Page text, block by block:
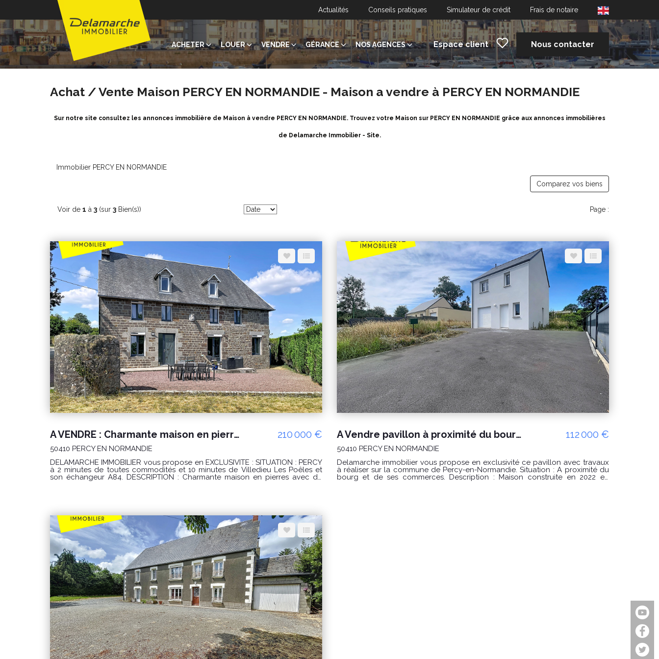
Actualités Conseils pratiques Simulateur de crédit Frais de notaire
ACHETER LOUER VENDRE GÉRANCE NOS AGENCES Espace client Nous contacter
Achat / Vente Maison PERCY EN NORMANDIE - Maison a vendre à PERCY EN NORMANDIE
Sur notre site consultez les annonces immobilière de Maison à vendre PERCY EN NORMANDIE. Trouvez votre Maison sur PERCY EN NORMANDIE grâce aux annonces immobilières
de Delamarche Immobilier - Site.
Immobilier PERCY EN NORMANDIE
Comparez vos biens
Voir de 1 à 3 (sur 3 Bien(s)) Page :
A VENDRE : Charmante maison en pierres à Percy 210 000 €
50410 PERCY EN NORMANDIE
DELAMARCHE IMMOBILIER vous propose en EXCLUSIVITE : SITUATION : PERCY
à 2 minutes de toutes commodités et 10 minutes de Villedieu Les Poêles et
son échangeur A84. DESCRIPTION : Charmante maison en pierres avec de
salon. À la suite, une salle d'eau, une arrière-cuisine avec accès direct à
l'extérieur, des toilettes indépendantes ainsi qu'un cellier faisant également
office de buanderie et de chaufferie. - À l'étage, un palier dessert trois
chambres, une pièce de rangement pouvant servir de débarras ou de
dressing, ainsi qu'une salle d'eau avec toilettes. - Au deuxième étage, une
pièce palière offre un espace supplémentaire pouvant être aménagé selon
vos besoins (bureau, salle de jeux, coin lecture...), ainsi qu'une quatrième
chambre. A L'EXTERIEUR : Vous bénéficierez d'une remise attenante à
remettre en état, d'une dépendance avec box, ainsi que d'une cour et d'un
jardin. Le tout sur un terrain d'environ 2800 m² CLASSE ENERGIE : D (187)
CLASSE CLIMAT : C (19) Montant estimé des dépenses annuelles d'énergie
pour un usage standard : entre 3050 euros et 4200 euros / an. Date de
référence des prix de l'énergie utilisés pour établir cette estimation :
2021/2022/2023 Les informations sur les risques auxquels ce bien est exposé
sont disponibles sur le site Géorisques : www.georisques.gouv.fr PRIX : 210 000
€uros Honoraire charge vendeur. REFERENCE : 10754MB Pour visiter contacter
l'agence Delamarche Immobilier Gavray au 02 33 61 40 40 ou Margaux
BONNIERE au 06 61 46 17 81
A Vendre pavillon à proximité du bourg de Percy en Normandie 112 000 €
50410 PERCY EN NORMANDIE
Delamarche immobilier vous propose en exclusivité ce pavillon avec travaux
à réaliser sur la commune de Percy-en-Normandie. Situation : A proximité du
bourg et de ses commerces. Description : Maison construite en 2022 en